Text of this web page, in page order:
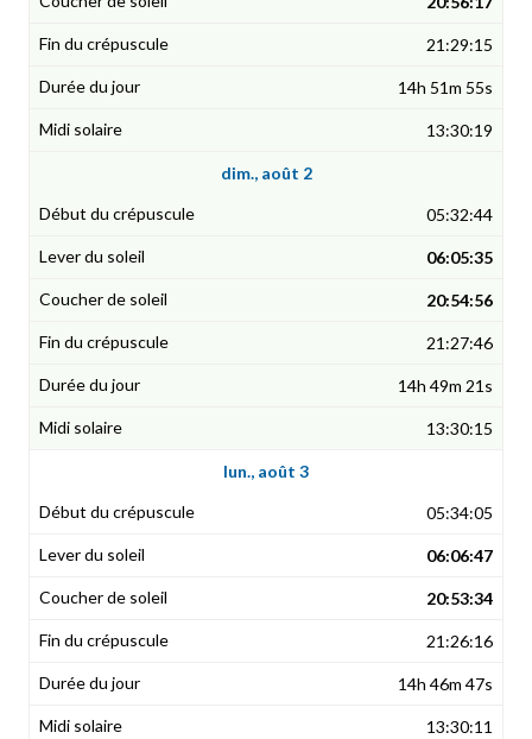
21:29:15
14h 51m 55s
13:30:19
dim., août 2
05:32:44
06:05:35
20:54:56
21:27:46
14h 49m 21s
13:30:15
lun., août 3
05:34:05
06:06:47
20:53:34
21:26:16
14h 46m 47s
13:30:11